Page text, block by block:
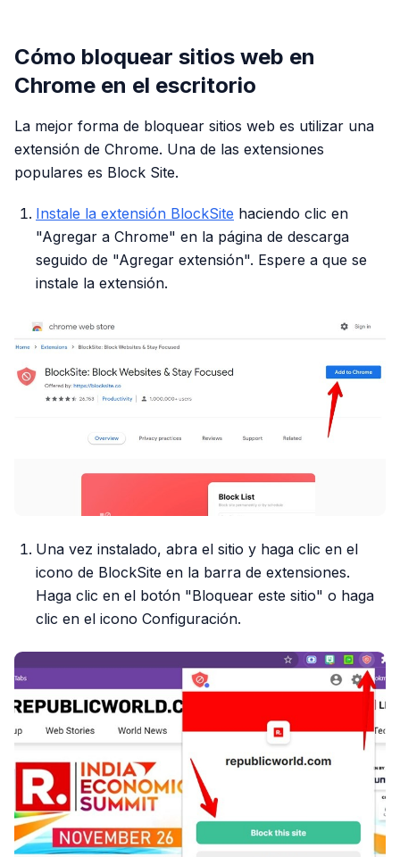
Cómo bloquear sitios web en
Chrome en el escritorio
La mejor forma de bloquear sitios web es utilizar una
extensión de Chrome. Una de las extensiones
populares es Block Site.
Instale la extensión BlockSite haciendo clic en
"Agregar a Chrome" en la página de descarga
seguido de "Agregar extensión". Espere a que se
instale la extensión.
Una vez instalado, abra el sitio y haga clic en el
icono de BlockSite en la barra de extensiones.
Haga clic en el botón "Bloquear este sitio" o haga
clic en el icono Configuración.